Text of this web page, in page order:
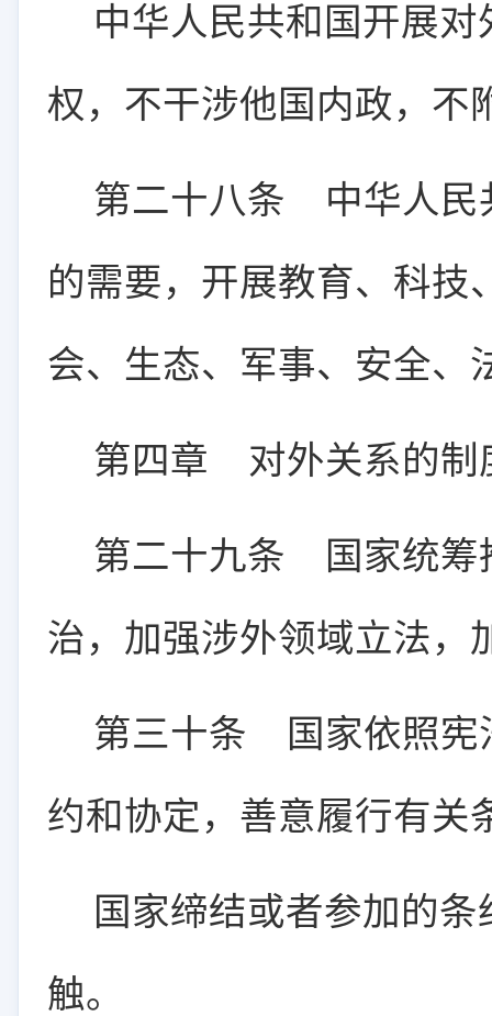
中华人民共和国开展
权，不干涉他国内政，不
第二十八条 中华人民
的需要，开展教育、科技
会、生态、军事、安全、
第四章 对外关系的制
第二十九条 国家统筹
治，加强涉外领域立法，
第三十条 国家依照宪
约和协定，善意履行有关
国家缔结或者参加的
触。